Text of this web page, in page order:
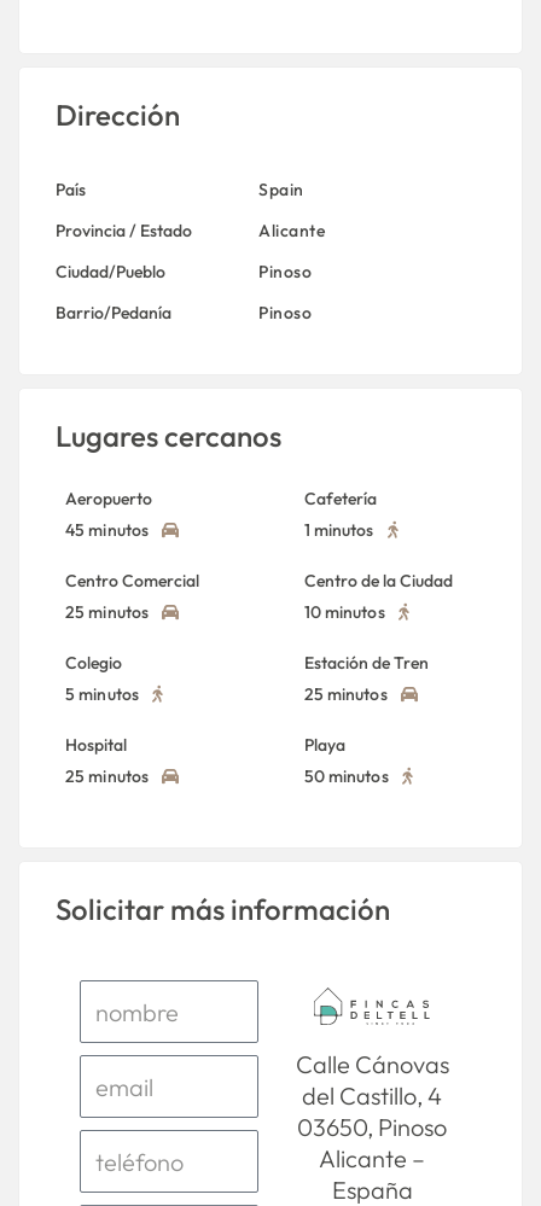
Dirección
País
Spain
Provincia / Estado
Alicante
Ciudad/Pueblo
Pinoso
Barrio/Pedanía
Pinoso
Lugares cercanos
Aeropuerto
45 minutos
Cafetería
1 minutos
Centro Comercial
25 minutos
Centro de la Ciudad
10 minutos
Colegio
5 minutos
Estación de Tren
25 minutos
Hospital
25 minutos
Playa
50 minutos
Solicitar más información
Calle Cánovas
del Castillo, 4
03650, Pinoso
Alicante –
España